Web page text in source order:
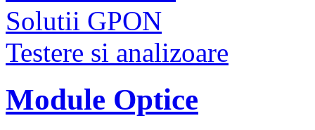
Solutii GPON
Testere si analizoare
Module Optice